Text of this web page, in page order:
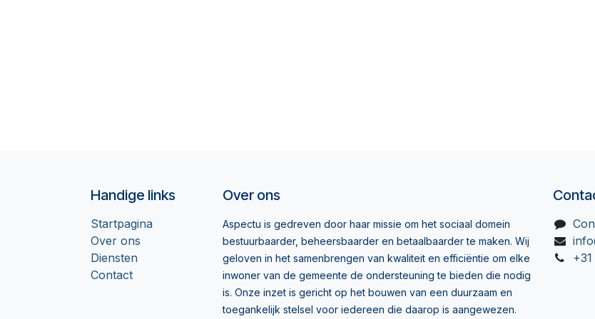
Handige links
Startpagina
Over ons
Diensten
Contact
Over ons
Aspectu is gedreven door haar missie om het sociaal domein
bestuurbaarder, beheersbaarder en betaalbaarder te maken. Wij
geloven in het samenbrengen van kwaliteit en efficiëntie om elke
inwoner van de gemeente de ondersteuning te bieden die nodig
is. Onze inzet is gericht op het bouwen van een duurzaam en
toegankelijk stelsel voor iedereen die daarop is aangewezen.